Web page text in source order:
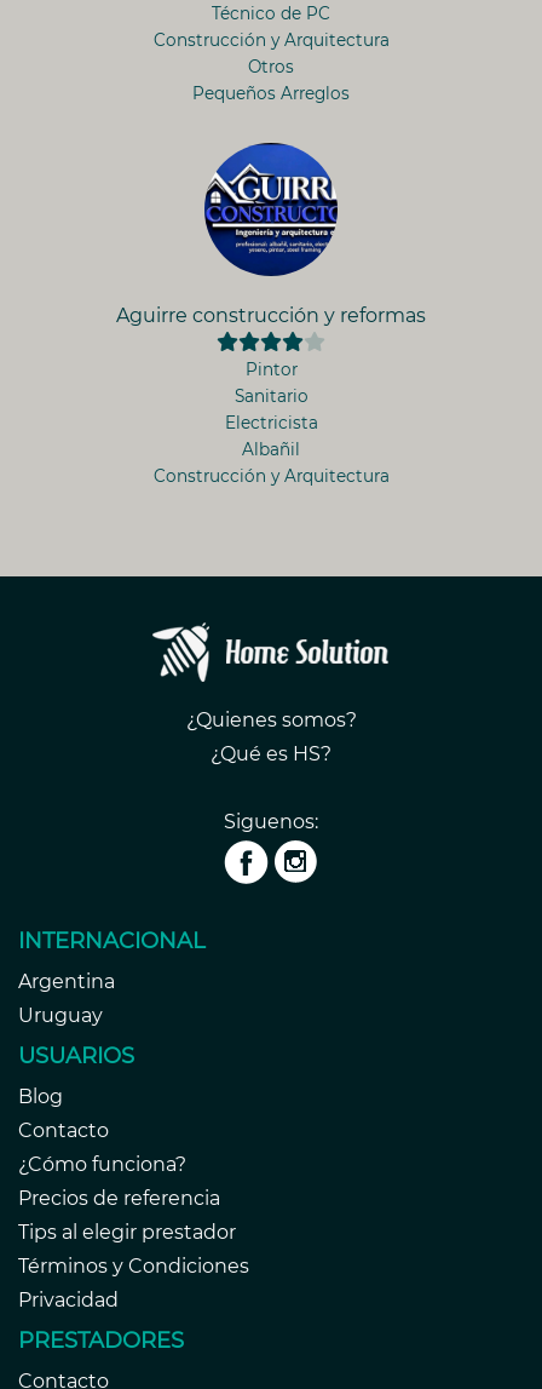
Técnico de PC
Construcción y Arquitectura
Otros
Pequeños Arreglos
Aguirre construcción y reformas
Pintor
Sanitario
Electricista
Albañil
Construcción y Arquitectura
¿Quienes somos?
¿Qué es HS?
Siguenos:
INTERNACIONAL
Argentina
Uruguay
USUARIOS
Blog
Contacto
¿Cómo funciona?
Precios de referencia
Tips al elegir prestador
Términos y Condiciones
Privacidad
PRESTADORES
Contacto